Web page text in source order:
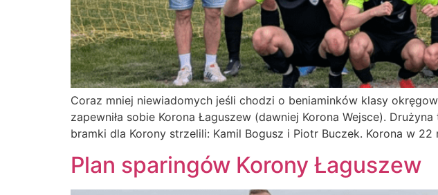
Coraz mniej niewiadomych jeśli chodzi o beniaminków klasy
zapewniła sobie Korona Łaguszew (dawniej Korona Wejsce).
bramki dla Korony strzelili: Kamil Bogusz i Piotr Buczek. Korona w
Plan sparingów Korony Łaguszew